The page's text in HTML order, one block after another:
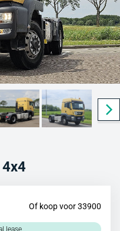
4x4
Of koop voor 33900
lease